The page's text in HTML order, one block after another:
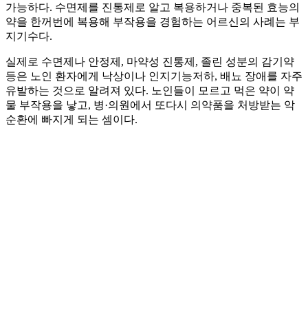
가능하다. 수면제를 진통제로 알고 복용하거나 중복된 효능의
약을 한꺼번에 복용해 부작용을 경험하는 어르신의 사례는 부
지기수다.
실제로 수면제나 안정제, 마약성 진통제, 졸린 성분의 감기약
등은 노인 환자에게 낙상이나 인지기능저하, 배뇨 장애를 자주
유발하는 것으로 알려져 있다. 노인들이 모르고 먹은 약이 약
물 부작용을 낳고, 병·의원에서 또다시 의약품을 처방받는 악
순환에 빠지게 되는 셈이다.